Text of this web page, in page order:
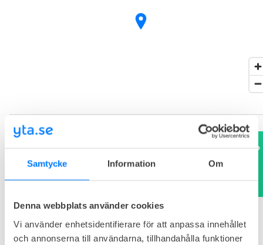
Samtycke Information Om
Denna webbplats använder cookies
Vi använder enhetsidentifierare för att anpassa innehållet
och annonserna till användarna, tillhandahålla funktioner
Behöver du hjälp att hitta rätt lösning?
Boka ett gratis rådgivningsmöte.
Tim Hodell
Vanliga frågor och svar